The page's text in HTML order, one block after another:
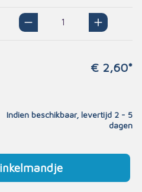
€ 2,60*
Indien beschikbaar, levertijd 2 - 5
dagen